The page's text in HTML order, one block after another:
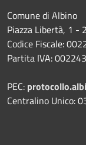
Comune di Albino
Piazza Libertà, 1 -
Codice Fiscale:
Partita IVA:
PEC:
Centralino Unico: